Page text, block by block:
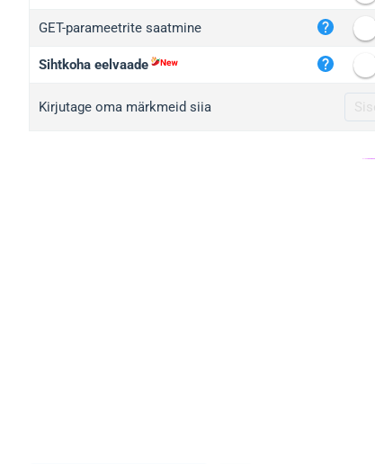
GET-parameetrite saatmine
Sihtkoha eelvaade
Kirjutage oma märkmeid siia